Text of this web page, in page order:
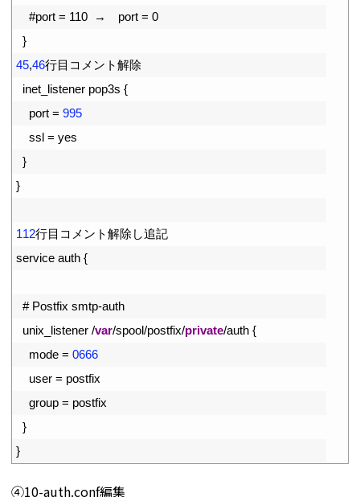
#port = 110  →　port = 0
}
45,46行目コメント解除
inet_listener pop3s {
port = 995
ssl = yes
}
}
112行目コメント解除し追記
service auth {
# Postfix smtp-auth
unix_listener /var/spool/postfix/private/auth {
mode = 0666
user = postfix
group = postfix
}
}
④10-auth.conf編集